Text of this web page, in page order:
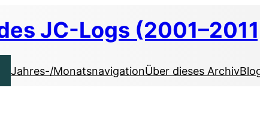
JC-Logs
Jahres-/MonatsnavigationÜber dieses Archiv